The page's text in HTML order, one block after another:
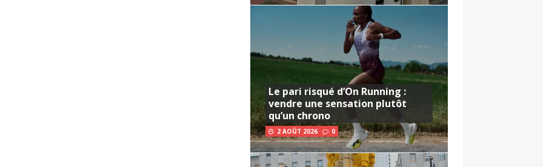
Le pari risqué d’On Running :
vendre une sensation plutôt
qu’un chrono
2 AOÛT 2026 0